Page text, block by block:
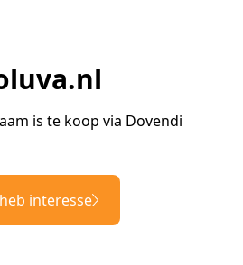
is te koop via Dovendi
interesse